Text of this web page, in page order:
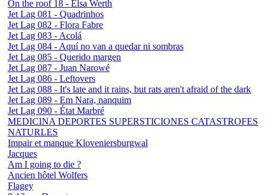
On the roof 18 - Elsa Werth
Jet Lag 081 - Quadrinhos
Jet Lag 082 - Flora Fabre
Jet Lag 083 - Acolá
Jet Lag 084 - Aquí no van a quedar ni sombras
Jet Lag 085 - Querido margen
Jet Lag 087 - Juan Narowé
Jet Lag 086 - Leftovers
Jet Lag 088 - It's late and it rains, but rats aren't afraid of the dark
Jet Lag 089 - Em Nara, nanquim
Jet Lag 090 - État Marbré
MEDICINA DEPORTES SUPERSTICIONES CATASTROFES
NATURLES
Impair et manque Kloveniersburgwal
Jacques
Am I going to die ?
Ancien hôtel Wolfers
Flagey